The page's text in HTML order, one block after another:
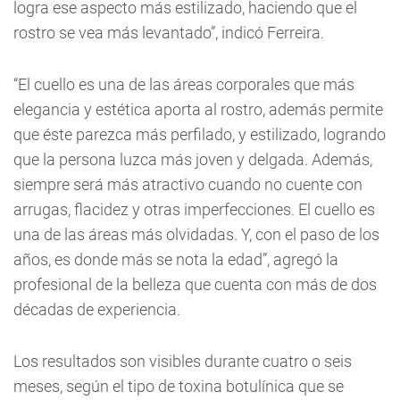
logra ese aspecto más estilizado, haciendo que el
rostro se vea más levantado”, indicó Ferreira.
“El cuello es una de las áreas corporales que más
elegancia y estética aporta al rostro, además permite
que éste parezca más perfilado, y estilizado, logrando
que la persona luzca más joven y delgada. Además,
siempre será más atractivo cuando no cuente con
arrugas, flacidez y otras imperfecciones. El cuello es
una de las áreas más olvidadas. Y, con el paso de los
años, es donde más se nota la edad”, agregó la
profesional de la belleza que cuenta con más de dos
décadas de experiencia.
Los resultados son visibles durante cuatro o seis
meses, según el tipo de toxina botulínica que se